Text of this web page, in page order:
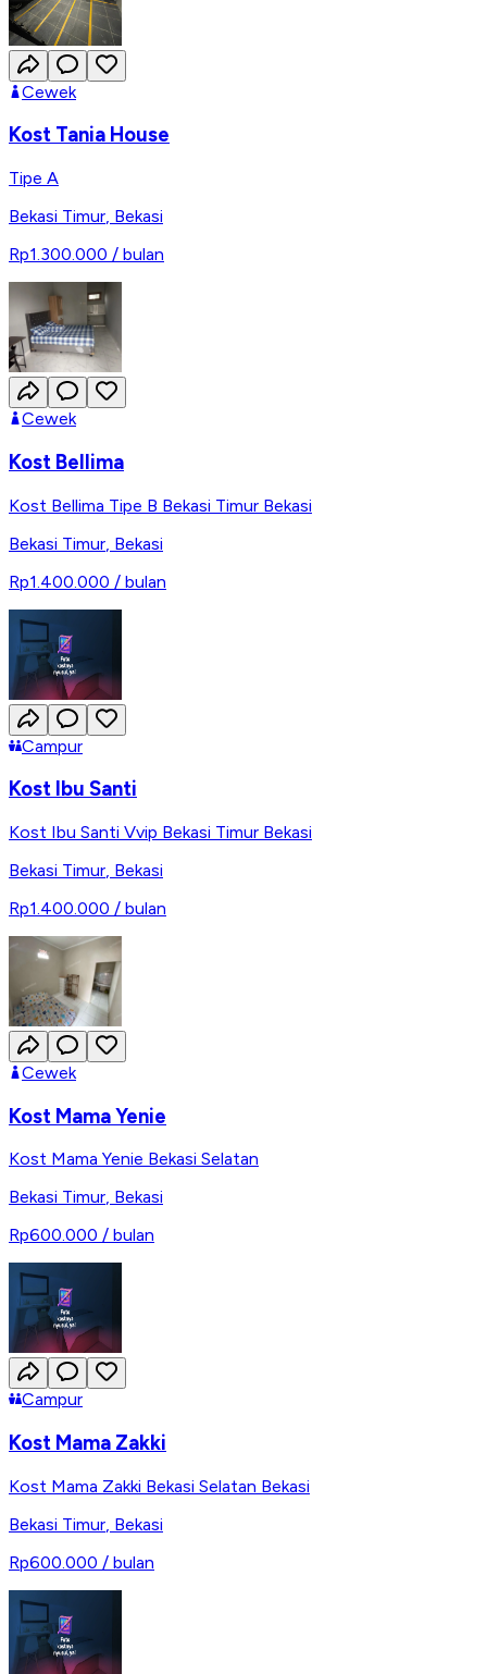
Cewek
Kost Tania House
Tipe A
Bekasi Timur, Bekasi
Rp1.300.000 / bulan
Cewek
Kost Bellima
Kost Bellima Tipe B Bekasi Timur Bekasi
Bekasi Timur Bekasi
Rp1.400.000 / bulan
Campur
Kost Ibu Santi
Kost Ibu Santi Vvip Bekasi Timur Bekasi
Bekasi Timur, Bekasi
Rp1.400.000 / bulan
Cewek
Kost Mama Yenie
Kost Mama Yenie Bekasi Selatan
Bekasi Timur, Bekasi
Rp600.000 / bulan
Campur
Kost Mama Zakki
Kost Mama Zakki Bekasi Selatan Bekasi
Bekasi Timur, Bekasi
Rp600.000 / bulan